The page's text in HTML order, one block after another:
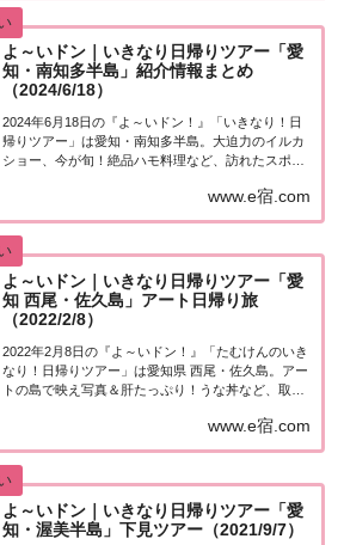
よ～いドン｜いきなり日帰りツアー「愛
知・南知多半島」紹介情報まとめ
（2024/6/18）
2024年6月18日の『よ～いドン！』「いきなり！日
帰りツアー」は愛知・南知多半島。大迫力のイルカ
ショー、今が旬！絶品ハモ料理など、訪れたスポッ
した！「愛知・南知多半島」日帰りツアー麒麟・田
村さんが街行く人にいきなり声をかけ、そのまま...
www.e宿.com
よ～いドン｜いきなり日帰りツアー「愛
知 西尾・佐久島」アート日帰り旅
（2022/2/8）
2022年2月8日の『よ～いドン！』「たむけんのいき
なり！日帰りツアー」は愛知県 西尾・佐久島。アー
トの島で映え写真＆肝たっぷり！うな丼など、取り
帰りツアー街行く人にいきなり声をかけ、そのまま
日帰りツアーにご招待する『たむけんの日帰...
www.e宿.com
よ～いドン｜いきなり日帰りツアー「愛
知・渥美半島」下見ツアー（2021/9/7）